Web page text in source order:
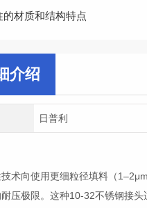
的材质和结构特点
介绍
日普利
术向使用更细粒径填料（
压极限。这种10-32不锈钢接头